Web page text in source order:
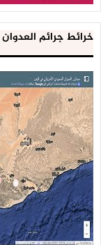
خرائط جرائم العدوان